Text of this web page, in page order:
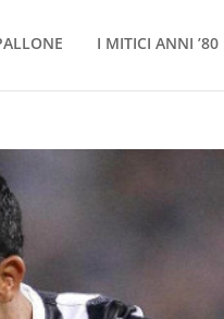
I MITICI ANNI ’80